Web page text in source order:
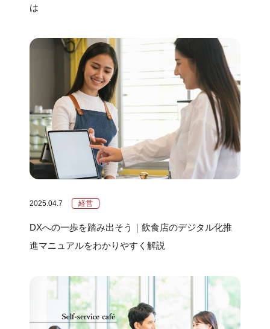
は
2025.04.7 経営
DXへの一歩を踏み出そう｜飲食店のデジタル化推
進マニュアルをわかりやすく解説